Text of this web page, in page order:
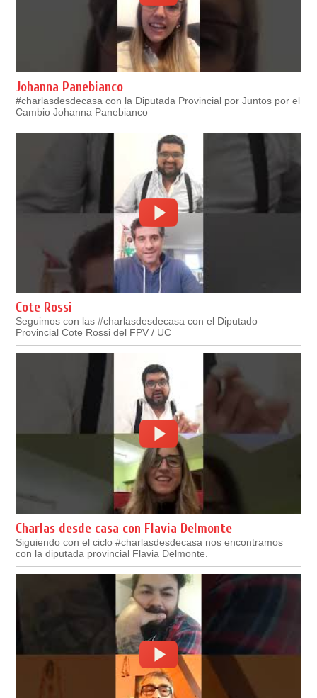
Johanna Panebianco
#charlasdesdecasa con la Diputada Provincial por Juntos por el
Cambio Johanna Panebianco
Cote Rossi
Seguimos con las #charlasdesdecasa con el Diputado
Provincial Cote Rossi del FPV / UC
Charlas desde casa con Flavia Delmonte
Siguiendo con el ciclo #charlasdesdecasa nos encontramos
con la diputada provincial Flavia Delmonte.